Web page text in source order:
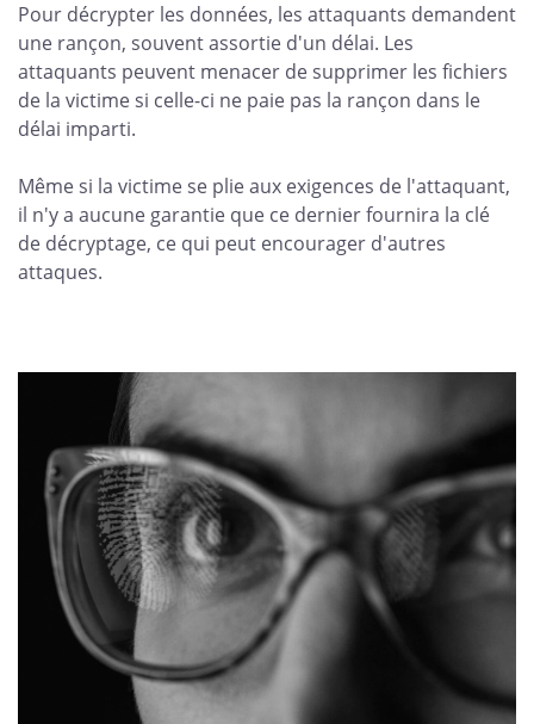
Pour décrypter les données, les attaquants demandent
une rançon, souvent assortie d'un délai. Les
attaquants peuvent menacer de supprimer les fichiers
de la victime si celle-ci ne paie pas la rançon dans le
délai imparti.
Même si la victime se plie aux exigences de l'attaquant,
il n'y a aucune garantie que ce dernier fournira la clé
de décryptage, ce qui peut encourager d'autres
attaques.